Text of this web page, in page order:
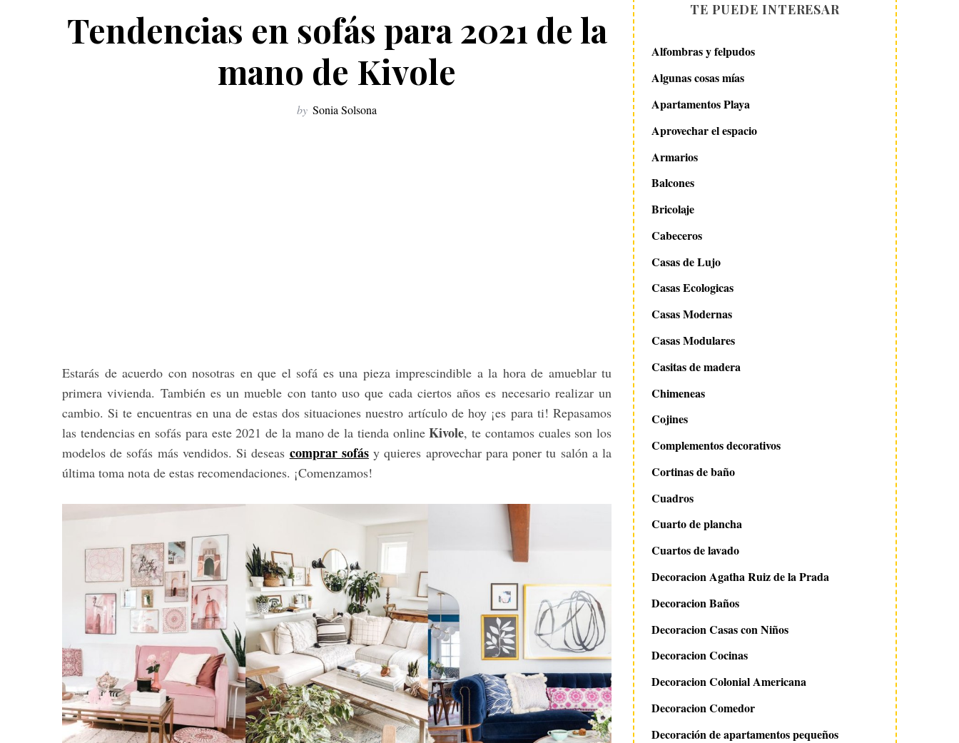
Tendencias en sofás para 2021 de la
mano de Kivole
by Sonia Solsona
Estarás de acuerdo con nosotras en que el sofá es una pieza imprescindible a la hora de amueblar tu
primera vivienda. También es un mueble con tanto uso que cada ciertos años es necesario realizar un
cambio. Si te encuentras en una de estas dos situaciones nuestro artículo de hoy ¡es para ti! Repasamos
las tendencias en sofás para este 2021 de la mano de la tienda onlineKivole, te contamos cuales son los
modelos de sofás más vendidos. Si deseas comprar sofásy quieres aprovechar para poner tu salón a la
última toma nota de estas recomendaciones. ¡Comenzamos!
TE PUEDE INTERESAR
Alfombras y felpudos
Algunas cosas mías
Apartamentos Playa
Aprovechar el espacio
Armarios
Balcones
Bricolaje
Cabeceros
Casas de Lujo
Casas Ecologicas
Casas Modernas
Casas Modulares
Casitas de madera
Chimeneas
Cojines
Complementos decorativos
Cortinas de baño
Cuadros
Cuarto de plancha
Cuartos de lavado
Decoracion Agatha Ruiz de la Prada
Decoracion Baños
Decoracion Casas con Niños
Decoracion Cocinas
Decoracion Colonial Americana
Decoracion Comedor
Decoración de apartamentos pequeños